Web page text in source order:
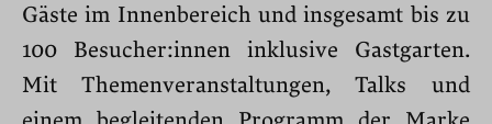
Gäste im Innenbereich und insgesamt bis zu
100 Besucher:innen inklusive Gastgarten.
Mit Themenveranstaltungen, Talks und